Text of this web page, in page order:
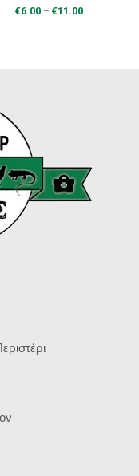
€6.00 – €11.00Price